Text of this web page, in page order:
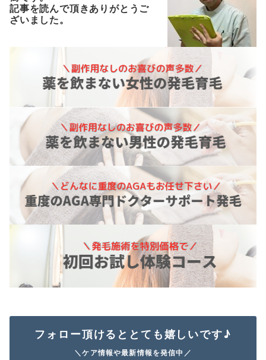
記事を読んで頂きありがとうご
ざいました。
フォロー頂けるととても嬉しいです♪
＼ケア情報や最新情報を発信中／